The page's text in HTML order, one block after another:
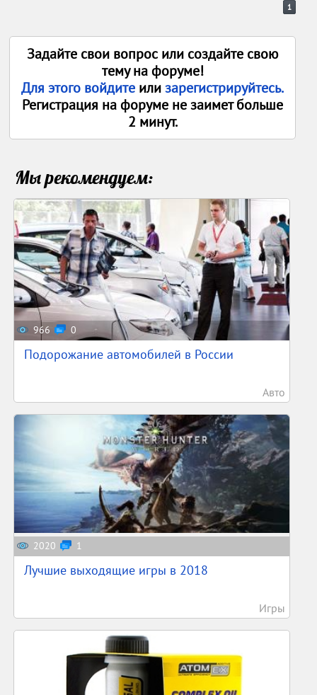
1
Задайте свои вопрос или создайте свою
тему на форуме!
Для этого войдите илизарегистрируйтесь.
Регистрация на форуме не заимет больше
2 минут.
Мы рекомендуем:
966 0
Подорожание автомобилей в России
Авто
2020 1
Лучшие выходящие игры в 2018
Игры